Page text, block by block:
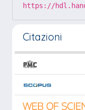
https://
Citazioni